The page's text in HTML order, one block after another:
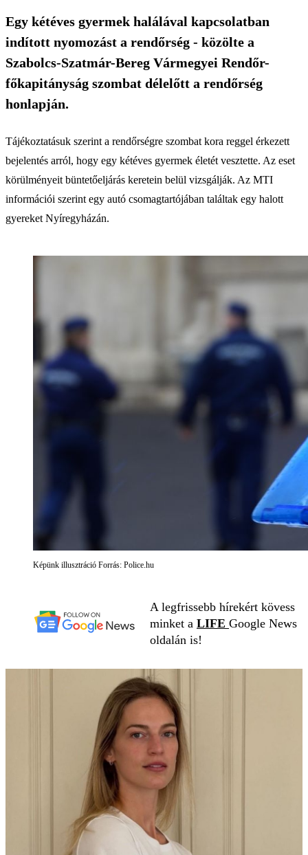
Egy kétéves gyermek halálával kapcsolatban
indított nyomozást a rendőrség - közölte a
Szabolcs-Szatmár-Bereg Vármegyei Rendőr-
főkapitányság szombat délelőtt a rendőrség
honlapján.
Tájékoztatásuk szerint a rendőrségre szombat kora reggel érkezett
bejelentés arról, hogy egy kétéves gyermek életét vesztette. Az eset
körülményeit büntetőeljárás keretein belül vizsgálják. Az MTI
információi szerint egy autó csomagtartójában találtak egy halott
gyereket Nyíregyházán.
Képünk illusztráció Forrás: Police.hu
A legfrissebb hírekért kövess
minket a LIFE Google News
oldalán is!